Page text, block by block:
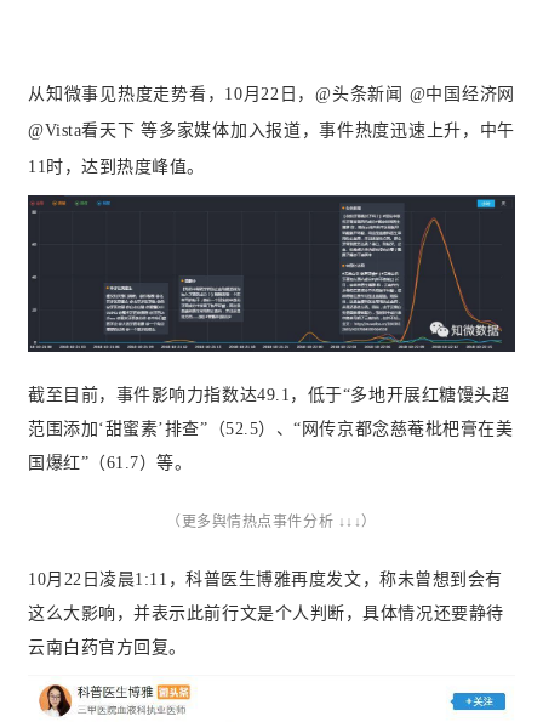
从知微事见热度走势看，10月22日，@头条新闻 @中国经济网
@Vista看天下 等多家媒体加入报道，事件热度迅速上升，中午
11时，达到热度峰值。
截至目前，事件影响力指数达49.1，低于“多地开展红糖馒头超
范围添加‘甜蜜素’排查”（52.5）、“网传京都念慈菴枇杷膏在美
国爆红”（61.7）等。
（更多舆情热点事件分析 ↓↓↓）
10月22日凌晨1:11，科普医生博雅再度发文，称未曾想到会有
这么大影响，并表示此前行文是个人判断，具体情况还要静待
云南白药官方回复。